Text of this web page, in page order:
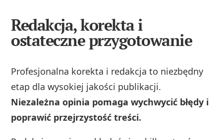
Redakcja, korekta i
ostateczne przygotowanie
Profesjonalna korekta i redakcja to niezbędny
etap dla wysokiej jakości publikacji.
Niezależna opinia pomaga wychwycić błędy i
poprawić przejrzystość treści.